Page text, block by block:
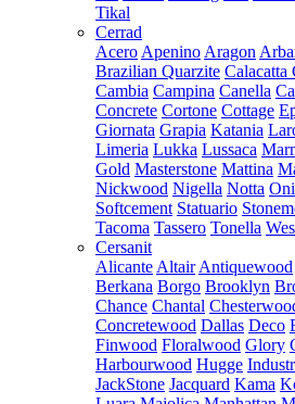
Tikal
Cerrad
Acero Apenino Aragon
Brazilian Quarzite Calacatta
Cambia Campina Canella
Concrete Cortone Cottage
Giornata Grapia Katania
Limeria Lukka Lussaca
Gold Masterstone Mattina
Nickwood Nigella Notta
Softcement Statuario
Tacoma Tassero Tonella
Cersanit
Alicante Altair Antiquewood
Berkana Borgo Brooklyn
Chance Chantal
Concretewood Dallas Deco
Finwood Floralwood Glory
Harbourwood Hugge
JackStone Jacquard Kama